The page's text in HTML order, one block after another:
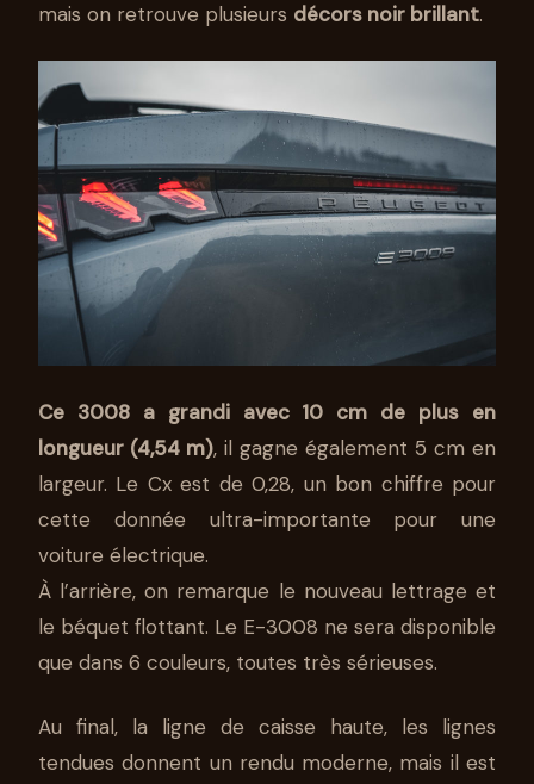
mais on retrouve plusieurs décors noir brillant.
Ce 3008 a grandi avec 10 cm de plus en
longueur (4,54 m), il gagne également 5 cm en
largeur. Le Cx est de 0,28, un bon chiffre pour
cette donnée ultra-importante pour une
voiture électrique.
À l’arrière, on remarque le nouveau lettrage et
le béquet flottant. Le E-3008 ne sera disponible
que dans 6 couleurs, toutes très sérieuses.
Au final, la ligne de caisse haute, les lignes
tendues donnent un rendu moderne, mais il est